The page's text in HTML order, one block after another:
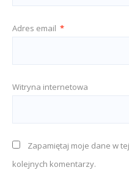
Adres email *
Witryna internetowa
Zapamiętaj moje dane w
kolejnych komentarzy.